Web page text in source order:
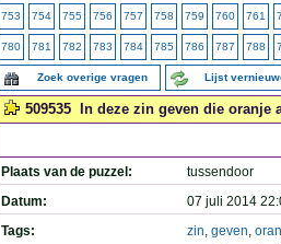
753 754 755 756 757 758 759 760 761
780 781 782 783 784 785 786 787 788
Zoek overige vragen Lijst
509535 In deze zin geven die oranje
Plaats van de puzzel:
tussendoor
Datum:
07 juli 2014
Tags:
zin, geven,